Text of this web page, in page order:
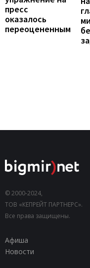
пресс
оказалось
переоцененным
© 2000-2024,
ТОВ «КЕПРЕЙТ ПАРТНЕРС».
Все права защищены.
Афиша
Новости